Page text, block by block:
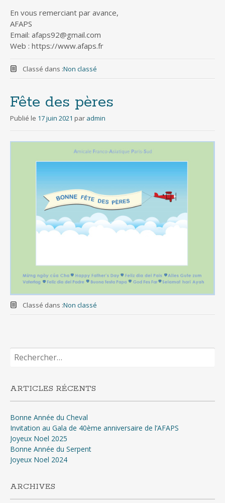
En vous remerciant par avance,
AFAPS
Email: afaps92@gmail.com
Web : https://www.afaps.fr
Classé dans :Non classé
Fête des pères
Publié le 17 juin 2021 par admin
Classé dans :Non classé
Rechercher :
ARTICLES RÉCENTS
Bonne Année du Cheval
Invitation au Gala de 40ème anniversaire de l’AFAPS
Joyeux Noel 2025
Bonne Année du Serpent
Joyeux Noel 2024
ARCHIVES